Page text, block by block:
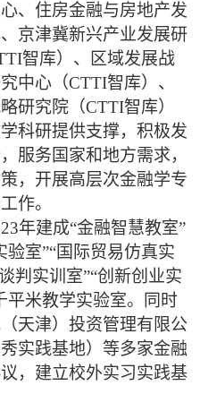
、住房金融与房地产发
京津冀新兴产业发展研
智库）、区域发展战
中心（CTTI智库）、
研究院（CTTI智库）
科研提供支撑，积极发
服务国家和地方需求，
，开展高层次金融学专
作。
年建成“金融智慧教室”
验室”“国际贸易仿真实
判实训室”“创新创业实
平米教学实验室。同时
天津）投资管理有限公
实践基地）等多家金融
，建立校外实习实践基